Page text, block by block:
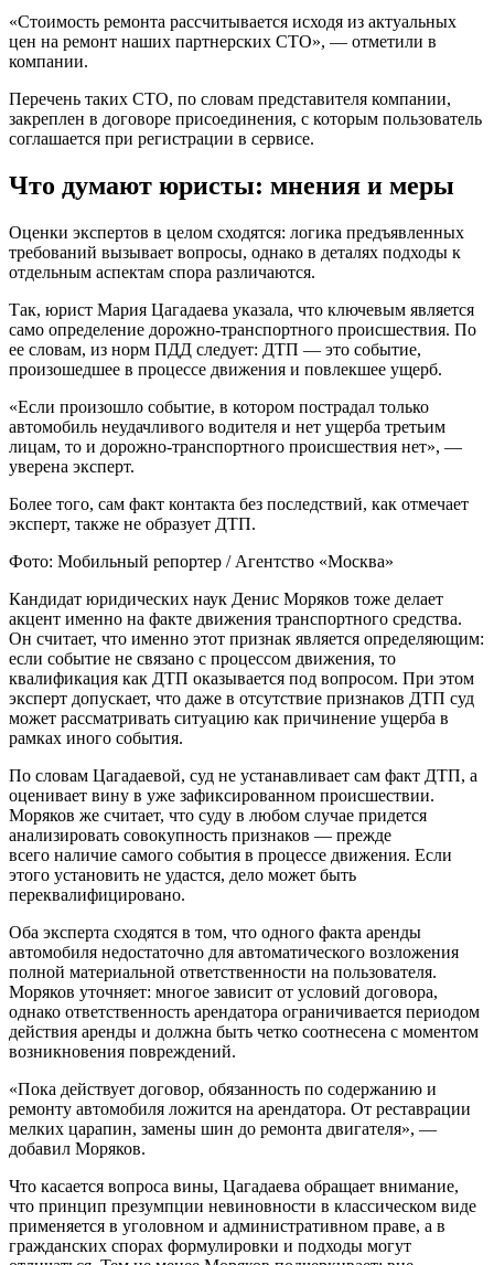
«Стоимость ремонта рассчитывается исходя из актуальных
цен на ремонт наших партнерских СТО», — отметили в
компании.
Перечень таких СТО, по словам представителя компании,
закреплен в договоре присоединения, с которым пользователь
соглашается при регистрации в сервисе.
Что думают юристы: мнения и меры
Оценки экспертов в целом сходятся: логика предъявленных
требований вызывает вопросы, однако в деталях подходы к
отдельным аспектам спора различаются.
Так, юрист Мария Цагадаева указала, что ключевым является
само определение дорожно-транспортного происшествия. По
ее словам, из норм ПДД следует: ДТП — это событие,
произошедшее в процессе движения и повлекшее ущерб.
«Если произошло событие, в котором пострадал только
автомобиль неудачливого водителя и нет ущерба третьим
лицам, то и дорожно-транспортного происшествия нет», —
уверена эксперт.
Более того, сам факт контакта без последствий, как отмечает
эксперт, также не образует ДТП.
Фото: Мобильный репортер / Агентство «Москва»
Кандидат юридических наук Денис Моряков тоже делает
акцент именно на факте движения транспортного средства.
Он считает, что именно этот признак является определяющим:
если событие не связано с процессом движения, то
квалификация как ДТП оказывается под вопросом. При этом
эксперт допускает, что даже в отсутствие признаков ДТП суд
может рассматривать ситуацию как причинение ущерба в
рамках иного события.
По словам Цагадаевой, суд не устанавливает сам факт ДТП, а
оценивает вину в уже зафиксированном происшествии.
Моряков же считает, что суду в любом случае придется
анализировать совокупность признаков — прежде
всего наличие самого события в процессе движения. Если
этого установить не удастся, дело может быть
переквалифицировано.
Оба эксперта сходятся в том, что одного факта аренды
автомобиля недостаточно для автоматического возложения
полной материальной ответственности на пользователя.
Моряков уточняет: многое зависит от условий договора,
однако ответственность арендатора ограничивается периодом
действия аренды и должна быть четко соотнесена с моментом
возникновения повреждений.
«Пока действует договор, обязанность по содержанию и
ремонту автомобиля ложится на арендатора. От реставрации
мелких царапин, замены шин до ремонта двигателя», —
добавил Моряков.
Что касается вопроса вины, Цагадаева обращает внимание,
что принцип презумпции невиновности в классическом виде
применяется в уголовном и административном праве, а в
гражданских спорах формулировки и подходы могут